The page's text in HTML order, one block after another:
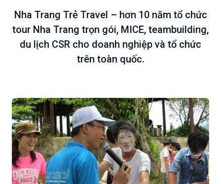
Nha Trang Trẻ Travel – hơn 10 năm tổ chức
tour Nha Trang trọn gói, MICE, teambuilding,
du lịch CSR cho doanh nghiệp và tổ chức
trên toàn quốc.